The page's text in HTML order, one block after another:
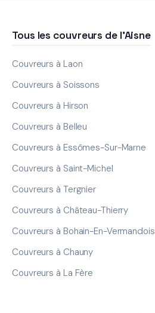
Tous les couvreurs de l'Aisne
Couvreurs à Laon
Couvreurs à Soissons
Couvreurs à Hirson
Couvreurs à Belleu
Couvreurs à Essômes-Sur-Marne
Couvreurs à Saint-Michel
Couvreurs à Tergnier
Couvreurs à Château-Thierry
Couvreurs à Bohain-En-Vermandois
Couvreurs à Chauny
Couvreurs à La Fère